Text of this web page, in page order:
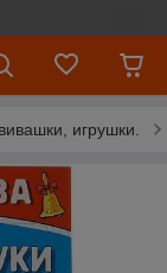
игрушки.